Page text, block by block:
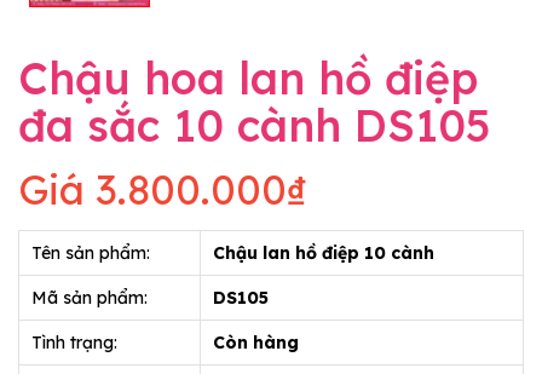
Chậu hoa lan hồ điệp
đa sắc 10 cành DS105
Giá 3.800.000₫
Tên sản phẩm: Chậu lan hồ điệp 10 cành
Mã sản phẩm: DS105
Tình trạng: Còn hàng